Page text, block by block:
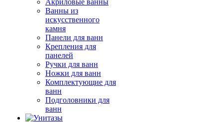
Акриловые ванны
Ванны из
искусственного
камня
Панели для ванн
Крепления для
панелей
Ручки для ванн
Ножки для ванн
Комплектующие для
ванн
Подголовники для
ванн